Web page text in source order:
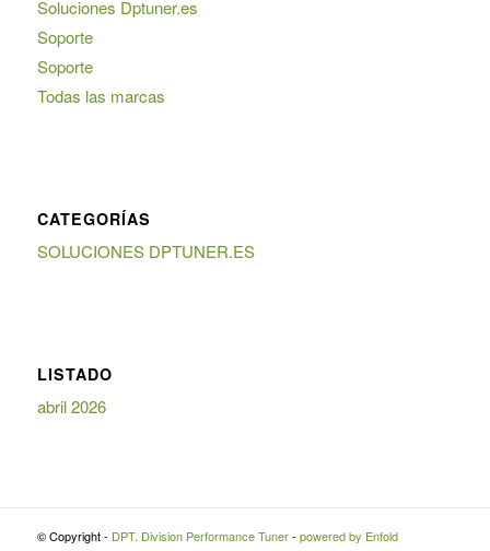
Soluciones Dptuner.es
Soporte
Soporte
Todas las marcas
CATEGORÍAS
SOLUCIONES DPTUNER.ES
LISTADO
abril 2026
© Copyright - DPT. Division Performance Tuner- powered by Enfold